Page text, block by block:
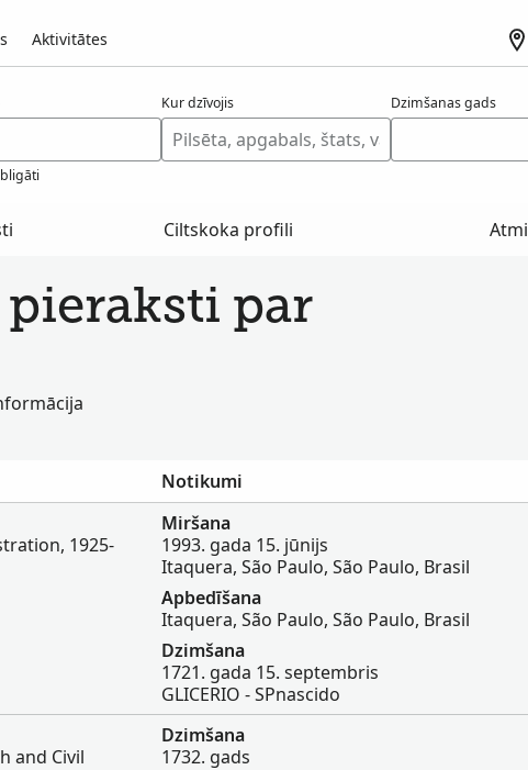
Aktivitātes
Kur dzīvojis Dzimšanas gads
Ciltskoka profili
par
Notikumi
1925-
Miršana
1993. gada 15. jūnijs
Itaquera, São Paulo, São Paulo, Brasil
Apbedīšana
Itaquera, São Paulo, São Paulo, Brasil
Dzimšana
1721. gada 15. septembris
GLICERIO - SPnascido
and Civil
Dzimšana
1732. gads